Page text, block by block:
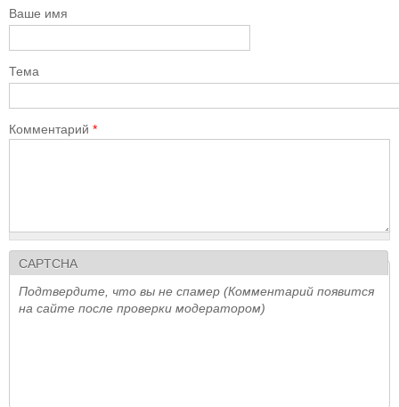
Ваше имя
Тема
Комментарий *
CAPTCHA
Подтвердите, что вы не спамер (Комментарий появится
на сайте после проверки модератором)